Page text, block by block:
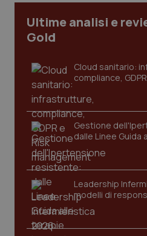
Ultime analisi e
Gold
Cloud sanitario:
compliance,
Gestione
dalle Linee Guida
Leadership
modelli di
I cookie necessari
sito web abilitandone
navigazione sulle pagine e
Nome
VISITOR_PRIVACY_METADATA